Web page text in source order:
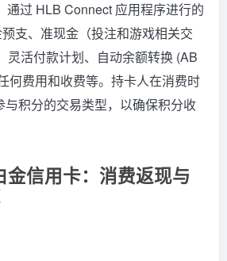
通过 HLB Connect 应用程序进行的
支、准现金（投注和游戏相关交
灵活付款计划、自动余额转换 (AB
何费用和收费等。持卡人在消费时
与积分的交易类型，以确保积分收
信用卡：消费返现与